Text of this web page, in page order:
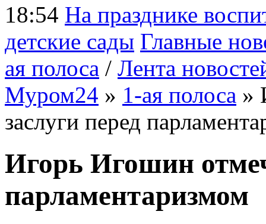
18:54 На празднике
детские сады Главные
ая полоса / Лента
Муром24 » 1-ая полоса »
заслуги перед
Игорь Игошин
парламентаризмом